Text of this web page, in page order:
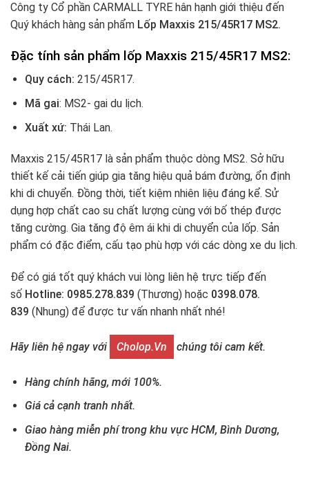
Công ty Cổ phần CARMALL TYRE hân hạnh giới thiệu đến
Quý khách hàng sản phẩm Lốp Maxxis 215/45R17 MS2.
Đặc tính sản phẩm lốp Maxxis 215/45R17 MS2:
Quy cách: 215/45R17.
Mã gai: MS2- gai du lịch.
Xuất xứ: Thái Lan.
Maxxis 215/45R17 là sản phẩm thuộc dòng MS2. Sở hữu
thiết kế cải tiến giúp gia tăng hiệu quả bám đường, ổn định
khi di chuyển. Đồng thời, tiết kiệm nhiên liệu đáng kể. Sử
dụng hợp chất cao su chất lượng cùng với bố thép được
tăng cường. Gia tăng độ êm ái khi di chuyển của lốp. Sản
phẩm có đặc điểm, cấu tạo phù hợp với các dòng xe du lịch.
Để có giá tốt quý khách vui lòng liên hệ trực tiếp đến
số Hotline: 0985.278.839 (Thương) hoặc 0398.078.
839 (Nhung) để được tư vấn nhanh nhất nhé!
Hãy liên hệ ngay với Cholop.vn chúng tôi cam kết.
Hàng chính hãng, mới 100%.
Giá cả cạnh tranh nhất.
Giao hàng miễn phí trong khu vực HCM, Bình Dương,
Đồng Nai.